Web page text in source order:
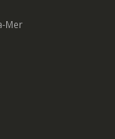
Mer